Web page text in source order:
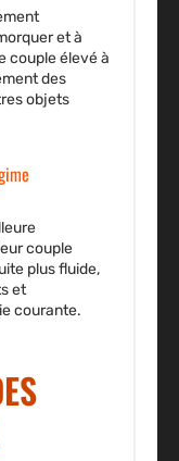
et à
couple élevé à
des
objets
couple
plus fluide,
et
courante.